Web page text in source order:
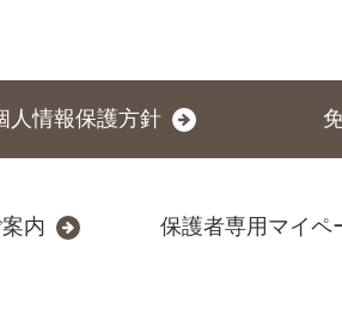
人情報保護方針
内 保護者専用マイペ